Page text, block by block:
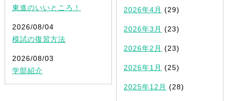
東進のいいところ！
2026/08/04
模試の復習方法
2026/08/03
学部紹介
2026年4月 (29)
2026年3月 (23)
2026年2月 (23)
2026年1月 (25)
2025年12月 (28)